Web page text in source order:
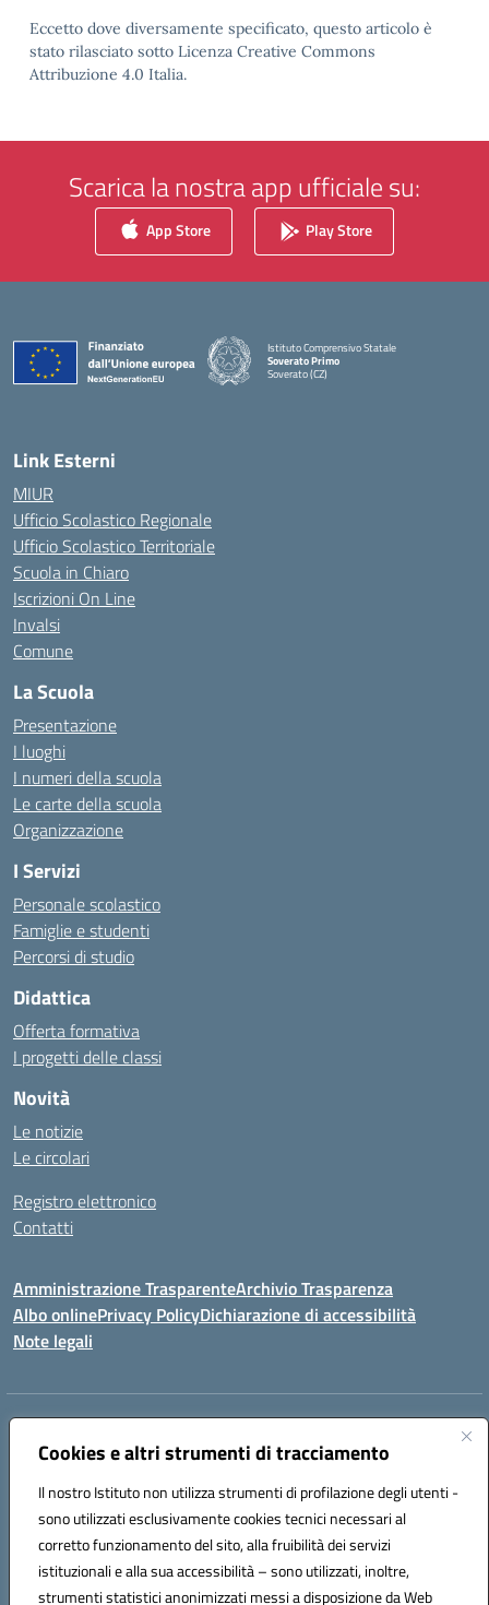
Cookies e altri strumenti di tracciamento
Il nostro Istituto non utilizza strumenti di profilazione degli utenti -
sono utilizzati esclusivamente cookies tecnici necessari al
corretto funzionamento del sito, alla fruibilità dei servizi
istituzionali e alla sua accessibilità – sono utilizzati, inoltre,
strumenti statistici anonimizzati messi a disposizione da Web
Eccetto dove diversamente specificato, questo articolo è
stato rilasciato sotto Licenza Creative Commons
Attribuzione 4.0 Italia.
Scarica la nostra app ufficiale su:
App Store Play Store
Istituto Comprensivo Statale
Soverato Primo
Soverato (CZ)
Link Esterni
MIUR
Ufficio Scolastico Regionale
Ufficio Scolastico Territoriale
Scuola in Chiaro
Iscrizioni On Line
Invalsi
Comune
La Scuola
Presentazione
I luoghi
I numeri della scuola
Le carte della scuola
Organizzazione
I Servizi
Personale scolastico
Famiglie e studenti
Percorsi di studio
Didattica
Offerta formativa
I progetti delle classi
Novità
Le notizie
Le circolari
Registro elettronico
Contatti
Amministrazione TrasparenteArchivio Trasparenza
Albo onlinePrivacy PolicyDichiarazione di accessibilità
Note legali
Indirizzo:
Centralino:096721161 Email:czic869004@istruzione.it
Codice fiscale: 84000710792
Codice meccanografico:
CZIC869004
Codice unico di fatturazione (CUF): UFKGA0